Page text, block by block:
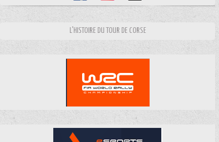
L'HISTOIRE DU TOUR DE CORSE